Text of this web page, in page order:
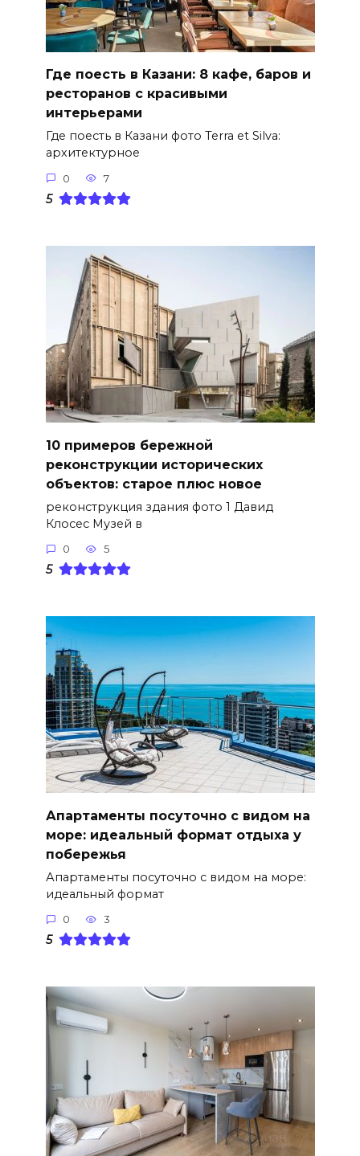
Где поесть в Казани: 8 кафе, баров и
ресторанов с красивыми
интерьерами
Где поесть в Казани фото Terra et Silva:
архитектурное
0 7
5
10 примеров бережной
реконструкции исторических
объектов: старое плюс новое
реконструкция здания фото 1 Давид
Клосес Музей в
0 5
5
Апартаменты посуточно с видом на
море: идеальный формат отдыха у
побережья
Апартаменты посуточно с видом на море:
идеальный формат
0 3
5